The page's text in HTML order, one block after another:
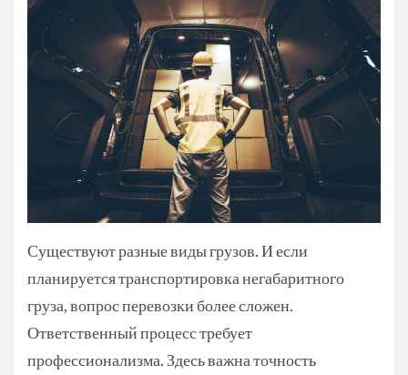
Существуют разные виды грузов. И если
планируется транспортировка негабаритного
груза, вопрос перевозки более сложен.
Ответственный процесс требует
профессионализма. Здесь важна точность